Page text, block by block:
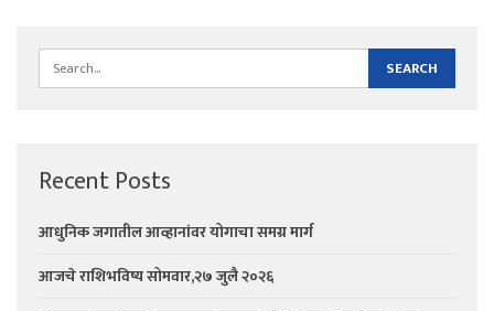
Recent Posts
आधुनिक जगातील आव्हानांवर योगाचा समग्र मार्ग
आजचे राशिभविष्य सोमवार,२७ जुलै २०२६